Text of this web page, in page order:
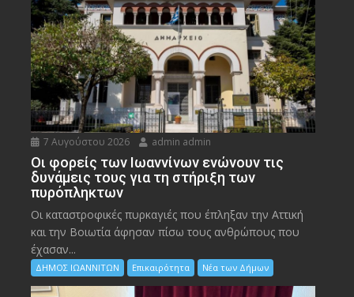
7 Αυγούστου 2026 admin admin
Οι φορείς των Ιωαννίνων ενώνουν τις
δυνάμεις τους για τη στήριξη των
πυρόπληκτων
Οι καταστροφικές πυρκαγιές που έπληξαν την Αττική
και την Bοιωτία άφησαν πίσω τους ανθρώπους που
έχασαν...
ΔΗΜΟΣ ΙΩΑΝΝΙΤΩΝ Επικαιρότητα Νέα των Δήμων